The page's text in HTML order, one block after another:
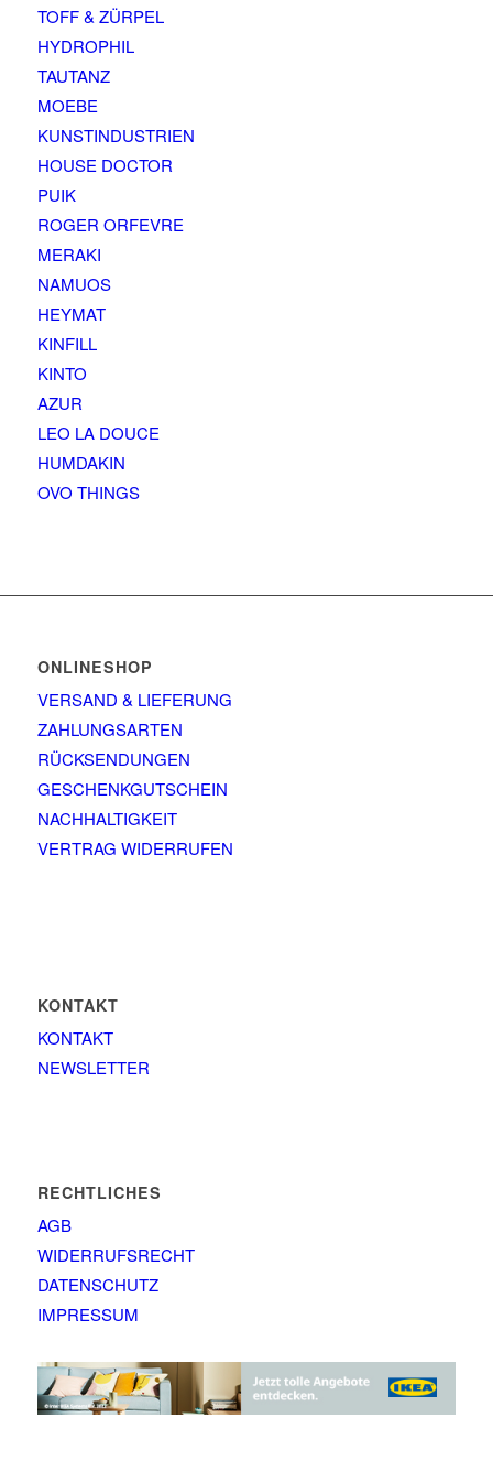
TOFF & ZÜRPEL
HYDROPHIL
TAUTANZ
MOEBE
KUNSTINDUSTRIEN
HOUSE DOCTOR
PUIK
ROGER ORFEVRE
MERAKI
NAMUOS
HEYMAT
KINFILL
KINTO
AZUR
LEO LA DOUCE
HUMDAKIN
OVO THINGS
ONLINESHOP
VERSAND & LIEFERUNG
ZAHLUNGSARTEN
RÜCKSENDUNGEN
GESCHENKGUTSCHEIN
NACHHALTIGKEIT
VERTRAG WIDERRUFEN
KONTAKT
KONTAKT
NEWSLETTER
RECHTLICHES
AGB
WIDERRUFSRECHT
DATENSCHUTZ
IMPRESSUM